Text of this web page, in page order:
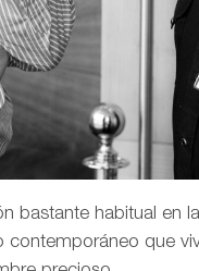
bastante habitual en
que